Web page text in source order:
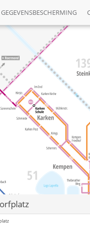
GEGEVENSBESCHERMING